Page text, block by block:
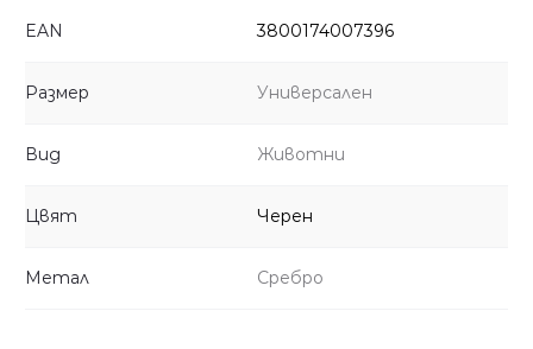
EAN 3800174007396
Размер Универсален
Вид Животни
Цвят Черен
Метал Сребро